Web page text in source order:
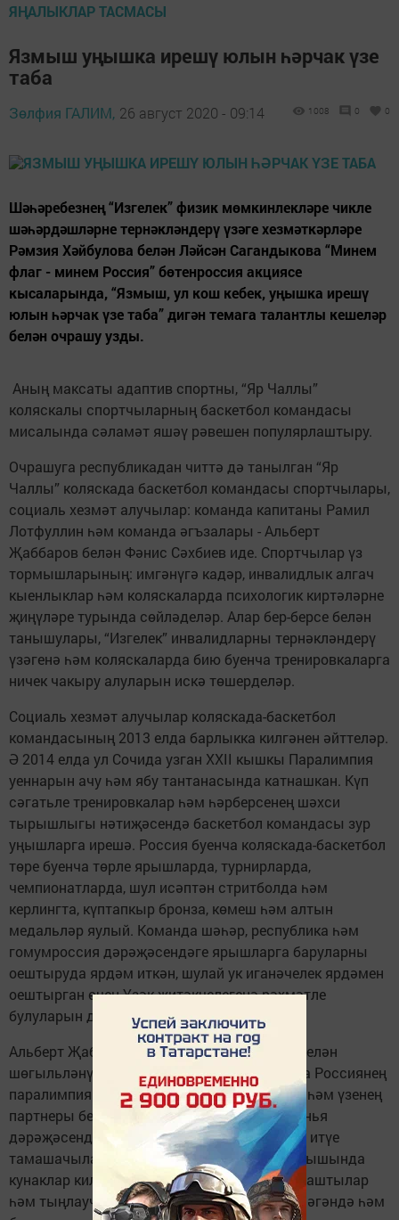
ЯҢАЛЫКЛАР ТАСМАСЫ
Язмыш уңышка ирешү юлын һәрчак үзе
таба
Зөлфия ГАЛИМ, 26 август 2020 - 09:14 1008 0 0
Шәһәребезнең “Изгелек” физик мөмкинлекләре чикле
шәһәрдәшләрне тернәкләндерү үзәге хезмәткәрләре
Рәмзия Хәйбулова белән Ләйсән Сагандыкова “Минем
флаг - минем Россия” бөтенроссия акциясе
кысаларында, “Язмыш, ул кош кебек, уңышка ирешү
юлын һәрчак үзе таба” дигән темага талантлы кешеләр
белән очрашу узды.
Аның максаты адаптив спортны, “Яр Чаллы”
коляскалы спортчыларның баскетбол командасы
мисалында сәламәт яшәү рәвешен популярлаштыру.
Очрашуга республикадан читтә дә танылган “Яр
Чаллы” коляскада баскетбол командасы спортчылары,
социаль хезмәт алучылар: команда капитаны Рамил
Лотфуллин һәм команда әгъзалары - Альберт
Җаббаров белән Фәнис Сәхбиев иде. Спортчылар үз
тормышларының: имгәнүгә кадәр, инвалидлык алгач
кыенлыклар һәм коляскаларда психологик киртәләрне
җиңүләре турында сөйләделәр. Алар бер-берсе белән
танышулары, “Изгелек” инвалидларны тернәкләндерү
үзәгенә һәм коляскаларда бию буенча тренировкаларга
ничек чакыру алуларын искә төшерделәр.
Социаль хезмәт алучылар коляскада-баскетбол
командасының 2013 елда барлыкка килгәнен әйттеләр.
Ә 2014 елда ул Сочида узган XXII кышкы Паралимпия
уеннарын ачу һәм ябу тантанасында катнашкан. Күп
сәгатьле тренировкалар һәм һәрберсенең шәхси
тырышлыгы нәтиҗәсендә баскетбол командасы зур
уңышларга ирешә. Россия буенча коляскада-баскетбол
төре буенча төрле ярышларда, турнирларда,
чемпионатларда, шул исәптән стритболда һәм
керлингта, күптапкыр бронза, көмеш һәм алтын
медальләр яулый. Команда шәһәр, республика һәм
гомумроссия дәрәҗәсендәге ярышларга баруларны
оештыруда ярдәм иткән, шулай ук иганәчелек ярдәмен
оештырган өчен Үзәк җитәкчелегенә рәхмәтле
булуларын да әйттеләр.
Альберт Җаббаровның коляскаларда бию белән
шөгыльләнүе һәм коляскаларда бию буенча Россиянең
паралимпия җыелма командасында торуы һәм үзенең
партнеры белән безнең илне Европа һәм дөнья
дәрәҗәсендәге рәсми ярышларда тәкъдим итүе
тамашачыларны шаккатырды. Очрашу барышында
кунаклар киләчәккә планнары белән уртаклаштылар
һәм тыңлаучыларның, призлы урыннар биләгәндә һәм